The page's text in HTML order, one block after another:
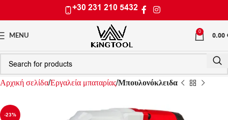
+30 231 210 5432
MENU
0 0.00
Αρχική σελίδαΕργαλεία μπαταρίαςΜπουλονόκλειδα
-23%